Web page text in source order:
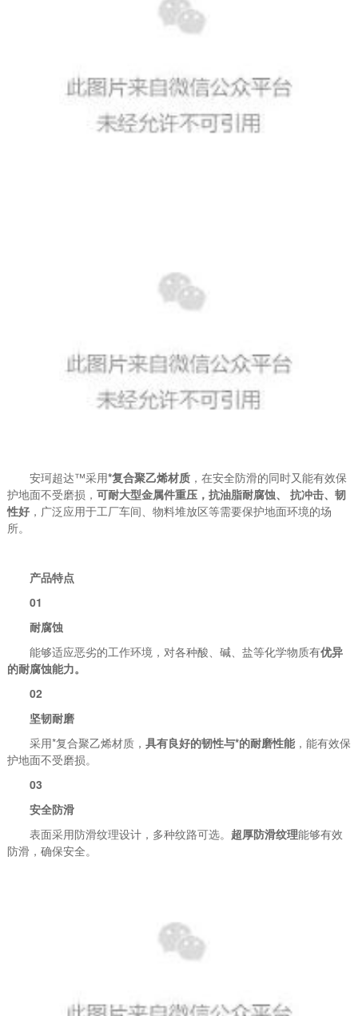
安珂超达™采用*复合聚乙烯材质，在安全防滑的同时又能有效保
护地面不受磨损， 可耐大型金属件重压，抗油脂耐腐蚀、 抗冲击、韧
性好，广泛应用于工厂车间、物料堆放区等需要保护地面环境的场
所。
产品特点
01
耐腐蚀
能够适应恶劣的工作环境，对各种酸、碱、盐等化学物质有优异
的耐腐蚀能力。
02
坚韧耐磨
采用*复合聚乙烯材质， 具有良好的韧性与*的耐磨性能，能有效保
护地面不受磨损。
03
安全防滑
表面采用防滑纹理设计，多种纹路可选。 超厚防滑纹理能够有效
防滑，确保安全。